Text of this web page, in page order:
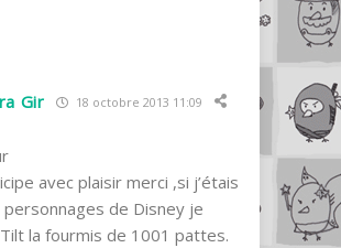
Gir 18 octobre 2013 11:09
avec plaisir merci ,si j’étais
personnages de Disney je
la fourmis de 1001 pattes.